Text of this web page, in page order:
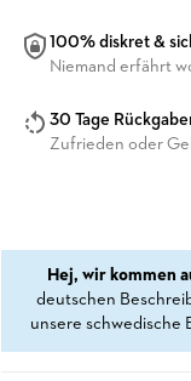
100% diskret &
Niemand erfährt
30 Tage
Zufrieden oder
Hej, wir kommen
deutschen
unsere schwedische